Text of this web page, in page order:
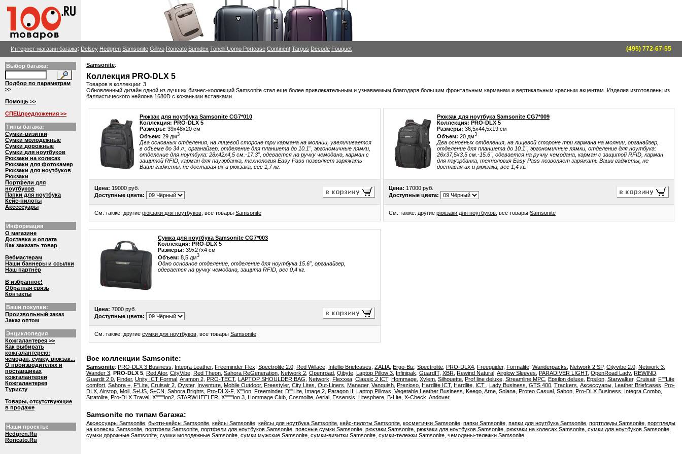
Интернет-магазин багажа: Delsey Hedgren Samsonite Gillivo Roncato Sumdex Tonelli Uomo Portcase Continent Targus Decode Fouquet (495) 772-67-55
Выбор багажа:
Подбор по параметрам
>>
Помощь >>
СПЕЦпредложения >>
Типы багажа:
Сумки-визитки
Сумки молодежные
Сумки дорожные
Сумки для ноутбуков
Рюкзаки на колесах
Рюкзаки для фотокамер
Рюкзаки для ноутбуков
Рюкзаки
Портфели для
ноутбуков
Папки для ноутбука
Кейс-пилоты
Аксессуары
Информация
О магазине
Доставка и оплата
Как заказать товар
Вебмастерам
Наши баннеры и ссылки
Наш партнёр
В избранное!
Обратная связь
Контакты
Ваши покупки:
Произвольный заказ
Заказ оптом
Энциклопедия
Кожгалантерея >>
Как выбирать
кожгалантерею:
чемодан, сумку, рюкзак...
О производителях и
поставщиках
кожгалантереи
Кожгалантерея
Туристу
Товары, отсутствующие
в продаже
Наши проекты:
Hedgren.Ru
Roncato.Ru
Samsonite:
Коллекция PRO-DLX 5
Товаров в коллекции: 3
Обновленный дизайн одной из лучших бизнес-коллекций Samsonite стал еще более привлекательным и узнаваемым благодаря большим фронтальным карманам и вертикальным красным акцентам. Изделия изготовлены из
баллистического нейлона 1680D с кожаными вставками.
Рюкзак для ноутбука Samsonite CG7*010
Коллекция: PRO-DLX 5
Размеры: 39x48x20 см
Объем: 29 дм3
Два основных отделения, на лицевой стороне три кармана на молнии, увеличивается
в объеме до 34 л., органайзер, отделение для планшета до 10.1", эргономичные лямки,
отделение для ноутбука: 28x42x4,5 см.-17.3", одевается на ручку чемодана, карман с
защитой RFID, карман для пауэрбанка, технология Easy Pass позволяет заряжать
Ваши гаджеты, не доставая их и рюкзака, вес 1,7 кг.
Цена: 19000 руб.
Доступные цвета:
См. также: другие рюкзаки для ноутбуков , все товары Samsonite
Рюкзак для ноутбука Samsonite CG7*009
Коллекция: PRO-DLX 5
Размеры: 36,5x44,5x19 см
Объем: 20 дм3
Два основных отделения, на лицевой стороне три кармана на молнии, органайзер,
отделение для планшета до 10.1", эргономичные лямки, отделение для ноутбука:
26x37,5x3,5 см.-15.6", одевается на ручку чемодана, карман с защитой RFID, карман
для пауэрбанка, технология Easy Pass позволяет заряжать Ваши гаджеты, не
доставая их и рюкзака, вес 1,4 кг.
Цена: 17000 руб.
Доступные цвета:
См. также: другие рюкзаки для ноутбуков , все товары Samsonite
Сумка для ноутбука Samsonite CG7*003
Коллекция: PRO-DLX 5
Размеры: 39x27x4 см
Объем: 8,5 дм3
Одно основное отделение, отделение для ноутбука 15.6", органайзер,
одевается на ручку чемодана, защита RFID, вес 0,4 кг.
Цена: 7000 руб.
Доступные цвета:
См. также: другие сумки для ноутбуков , все товары Samsonite
Все коллекции Samsonite:
Samsonite: PRO-DLX 3 Business Integra Leather, Freeminder Flex Spectrolite 2.0 Red Willace Intellio Briefcases ZALIA Ergo-Biz Spectrolite PRO-DLX4 Freeguider, Formalite Wanderpacks Network 2 SP, Cityvibe 2.0 Network 3
Wander 3 PRO-DLX 5 Red Ator, CityVibe Red Theon Sahora ReGeneration Network 2 Openroad Qibyte Laptop Pillow 3 Infinipak GuardIT, XBR Rewind Natural Airglow Sleeves PARADIVER LIGHT, OpenRoad Lady, REWIND
Guardit 2.0 Finder, Unity ICT Formal Aramon 2 PRO-TECT, LAPTOP SHOULDER BAG Network Flexxea Classic 2 ICT, Hommage Xylem Silhouette Prof line deluxe Streamline MPC Epsilon deluxe Epsilon Starwalker, Cruisair, F''''Lite
comfort Sahora + F''Lite Cruisair 2 Oyster, Inventure Mobile Outdoor, Freestyler, City Lites Out-Liners Manager, Vanquish Prezioso Hardlite ICT, Hardlite ICT Lady Business GTS 400 Trackers Аксессуары Leather Briefcases Pro-
DLX Airstop Moll S+US S+CN Sahora Brights Pro-DLX-F, X''''ion Freeminder, D''''Lite Image 2 Paragon II Laptop Pillows Vegetable Leather Business Keego Arne Solana Proteo Casual Sabon Pro-DLX Business Integra Combo
Stratolite Pro-DLX Travel X''''''''ion2 STARWHEELER X''''''''ion 3 Hommage Club Cosmolite Aerial Essensis Litesphere B-Lite X-Check Andover
Samsonite по типам багажа:
Аксессуары Samsonite бьюти-кейсы Samsonite кейсы Samsonite кейсы для ноутбука Samsonite кейс-пилоты Samsonite косметички Samsonite папки Samsonite папки для ноутбука Samsonite портпледы Samsonite портпледы
на колесах Samsonite портфели Samsonite портфели для ноутбуков Samsonite поясные сумки Samsonite рюкзаки Samsonite рюкзаки для ноутбуков Samsonite рюкзаки на колесах Samsonite сумки для ноутбуков Samsonite
сумки дорожные Samsonite сумки молодежные Samsonite сумки мужские Samsonite сумки-визитки Samsonite сумки-тележки Samsonite чемоданы-тележки Samsonite